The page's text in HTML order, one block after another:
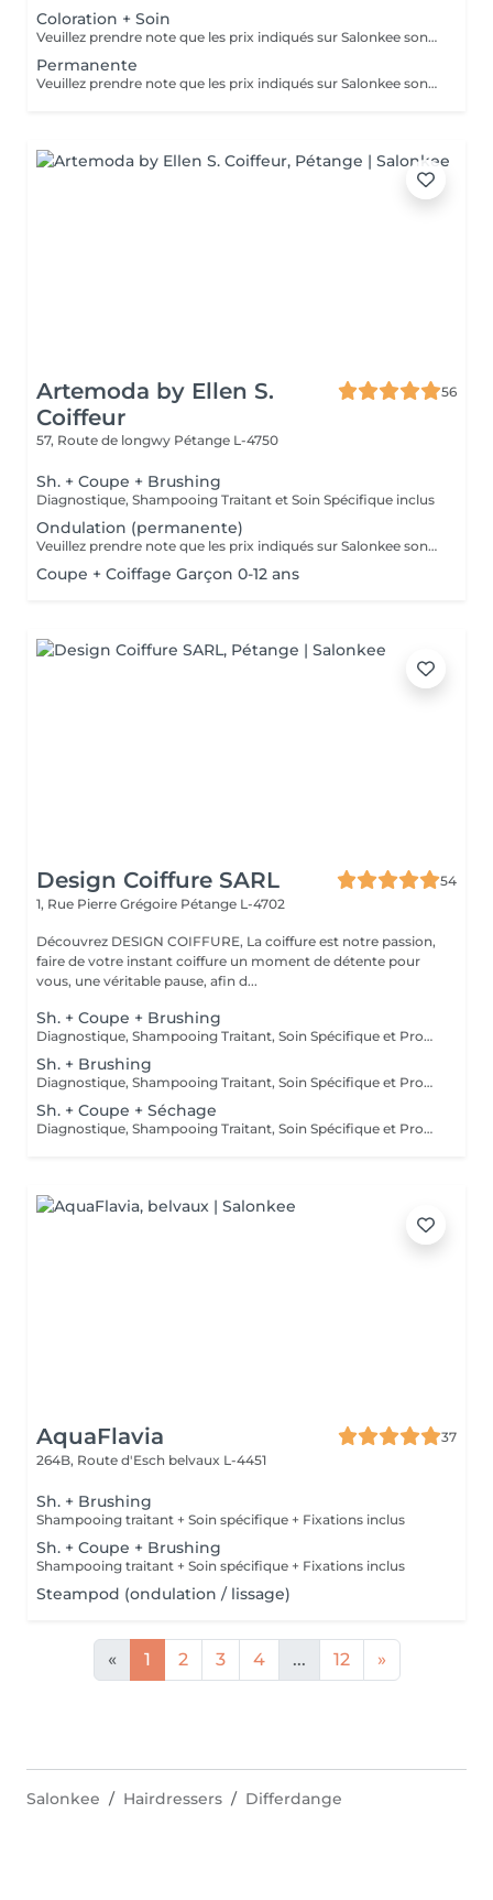
Coloration + Soin
Veuillez prendre note que les prix indiqués sur Salonkee sont communiqués à titre informatif et s'entendent de base. Ces derniers sont susceptibles de varier selon le diagnostic réalisé à votre arrivée au salon et l'expertise du professionnel à qui vous confiez votre beauté. Dans tous les cas, un devis précis vous sera proposé et toutes réalisations de prestations seront effectuées avec votre accord. Un grand merci d'avance pour votre compréhension. Au plaisir de vous revoir très vite.
Permanente
Veuillez prendre note que les prix indiqués sur Salonkee sont communiqués à titre informatif et s'entendent de base. Ces derniers sont susceptibles de varier selon le diagnostic réalisé à votre arrivée au salon et l'expertise du professionnel à qui vous confiez votre beauté. Dans tous les cas, un devis précis vous sera proposé et toutes réalisations de prestations seront effectuées avec votre accord. Un grand merci d'avance pour votre compréhension. Au plaisir de vous revoir très vite.
Artemoda by Ellen S.
Coiffeur
56
57, Route de longwy Pétange L-4750
Sh. + Coupe + Brushing
Diagnostique, Shampooing Traitant et Soin Spécifique inclus
Ondulation (permanente)
Veuillez prendre note que les prix indiqués sur Salonkee sont communiqués à titre informatif et s'entendent de base. Ces derniers sont susceptibles de varier selon le diagnostic réalisé à votre arrivée au salon et l'expertise du professionnel à qui vous confiez votre beauté. Dans tous les cas, un devis précis vous sera proposé et toutes réalisations de prestations seront effectuées avec votre accord. Un grand merci d'avance pour votre compréhension. Au plaisir de vous recevoir très vite.
Coupe + Coiffage Garçon 0-12 ans
Design Coiffure SARL
54
1, Rue Pierre Grégoire Pétange L-4702
Découvrez DESIGN COIFFURE, La coiffure est notre passion,
faire de votre instant coiffure un moment de détente pour
vous, une véritable pause, afin d...
Sh. + Coupe + Brushing
Diagnostique, Shampooing Traitant, Soin Spécifique et Produits Coiffants inclus
Sh. + Brushing
Diagnostique, Shampooing Traitant, Soin Spécifique et Produits Coiffants inclus
Sh. + Coupe + Séchage
Diagnostique, Shampooing Traitant, Soin Spécifique et Produits Coiffants inclus
AquaFlavia
37
264B, Route d'Esch belvaux L-4451
Sh. + Brushing
Shampooing traitant + Soin spécifique + Fixations inclus
Sh. + Coupe + Brushing
Shampooing traitant + Soin spécifique + Fixations inclus
Steampod (ondulation / lissage)
« 1 2 3 4 ... 12 »
Salonkee Hairdressers Differdange